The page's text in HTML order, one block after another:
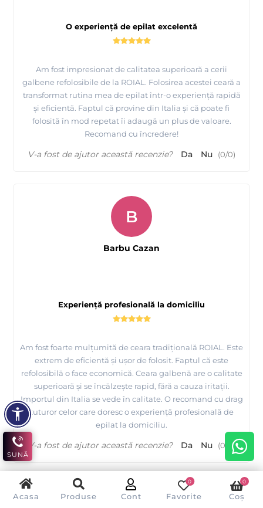
Acasa Produse Cont Favorite
0
Coș
0
O experiență de epilat excelentă
Am fost impresionat de calitatea superioară a cerii
galbene refolosibile de la ROIAL. Folosirea acestei ceară a
transformat rutina mea de epilat într-o experiență rapidă
și eficientă. Faptul că provine din Italia și că poate fi
folosită în mod repetat îi adaugă un plus de valoare.
Recomand cu încredere!
V-a fost de ajutor această recenzie? Da Nu (0/0)
Experiență profesională la domiciliu
Am fost foarte mulțumită de ceara tradițională ROIAL. Este
extrem de eficientă și ușor de folosit. Faptul că este
refolosibilă o face economică. Ceara galbenă are o calitate
superioară și se încălzește rapid, fără a cauza iritații.
Importul din Italia se vede în calitate. O recomand cu drag
tuturor celor care doresc o experiență profesională de
epilat la domiciliu.
B
Barbu Cazan
V-a fost de ajutor această recenzie? Da Nu (0 0)
SUNĂ